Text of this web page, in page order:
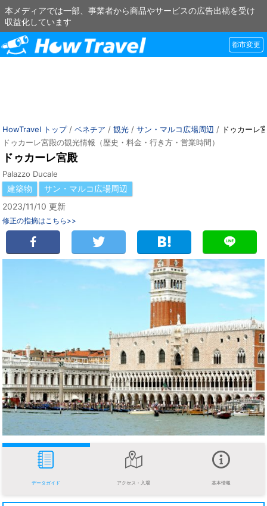
本メディアでは一部、事業者から商品やサービスの広告出稿を受け
収益化しています
都市変更
HowTravel トップ/ ベネチア / 観光 / サン・マルコ広場周辺 / ドゥカーレ
ドゥカーレ宮殿の観光情報（歴史・料金・行き方・営業時間）
ドゥカーレ宮殿
Palazzo Ducale
建築物
サン・マルコ広場周辺
2023/11/10 更新
修正の指摘はこちら>>
データガイド アクセス・入場 基本情報